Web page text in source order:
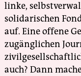
linke,
solidarischen
auf. Eine offene
zugänglichen
auch? Dann